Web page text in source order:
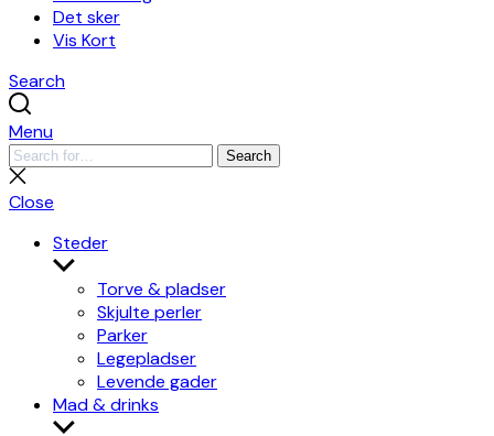
Det sker
Vis Kort
Search
Menu
Search
for:
Search
Close
search
Close
Steder
Show
sub
menu
Torve & pladser
Skjulte perler
Parker
Legepladser
Levende gader
Mad & drinks
Show